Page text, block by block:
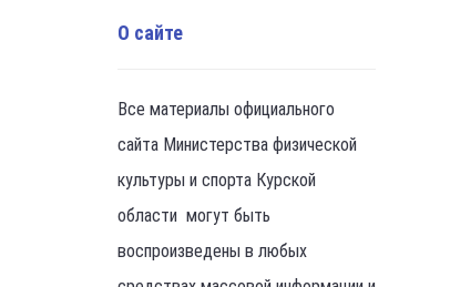
О сайте
Все материалы официального
сайта Министерства физической
культуры и спорта Курской
области могут быть
воспроизведены в любых